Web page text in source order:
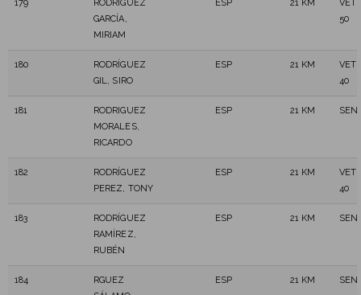
179
RODRÍGUEZ
GARCÍA,
MIRIAM
ESP 21 KM
50
180
RODRÍGUEZ
GIL, SIRO
ESP 21 KM
40
181
RODRIGUEZ
MORALES,
RICARDO
ESP 21 KM
182
RODRÍGUEZ
PEREZ, TONY
ESP 21 KM
40
183
RODRÍGUEZ
RAMÍREZ,
RUBÉN
ESP 21 KM
184
RGUEZ
ESP 21 KM